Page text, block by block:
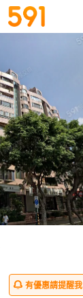
有優惠請提醒我